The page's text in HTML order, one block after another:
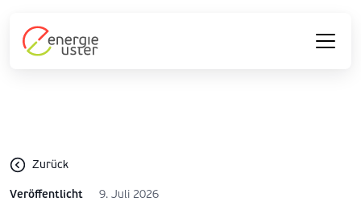
Zurück
Veröffentlicht 9. Juli 2026